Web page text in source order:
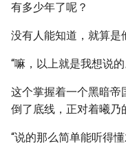
有多少年了呢？
没有人能知道，就算是
“嘛，以上就是我想说
这个掌握着一个黑暗帝
倒了底线，正对着曦乃
“说的那么简单能听得